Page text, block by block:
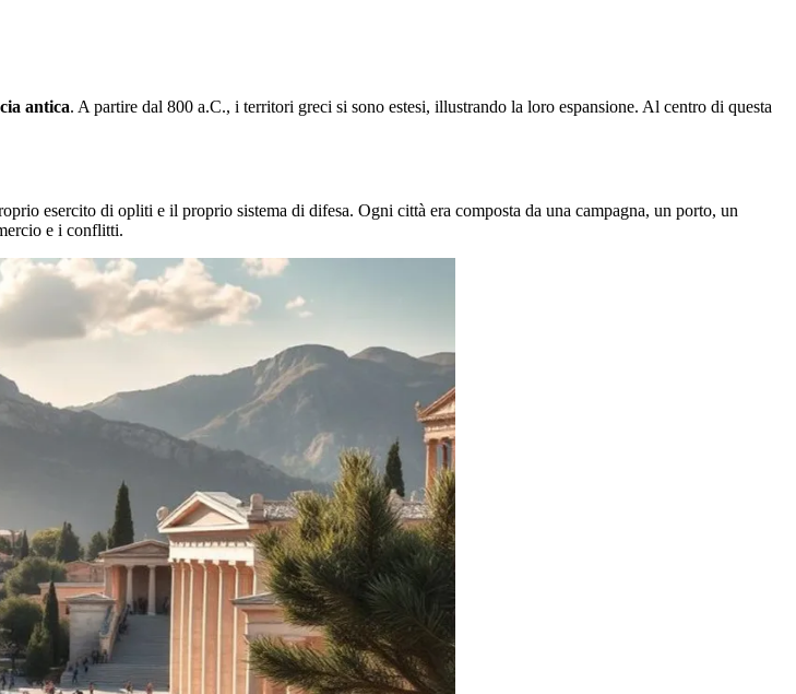
antica. A partire dal 800 a.C., i territori greci si sono estesi, illustrando la loro espansione. Al centro di questa
esercito di opliti e il proprio sistema di difesa. Ogni città era composta da una campagna, un porto, un
e i conflitti.